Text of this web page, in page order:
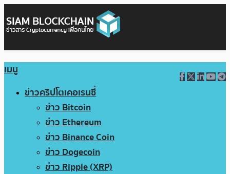
เมนู
ข่าวคริปโตเคอเรนซี่
ข่าว Bitcoin
ข่าว Ethereum
ข่าว Binance Coin
ข่าว Dogecoin
ข่าว Ripple (XRP)